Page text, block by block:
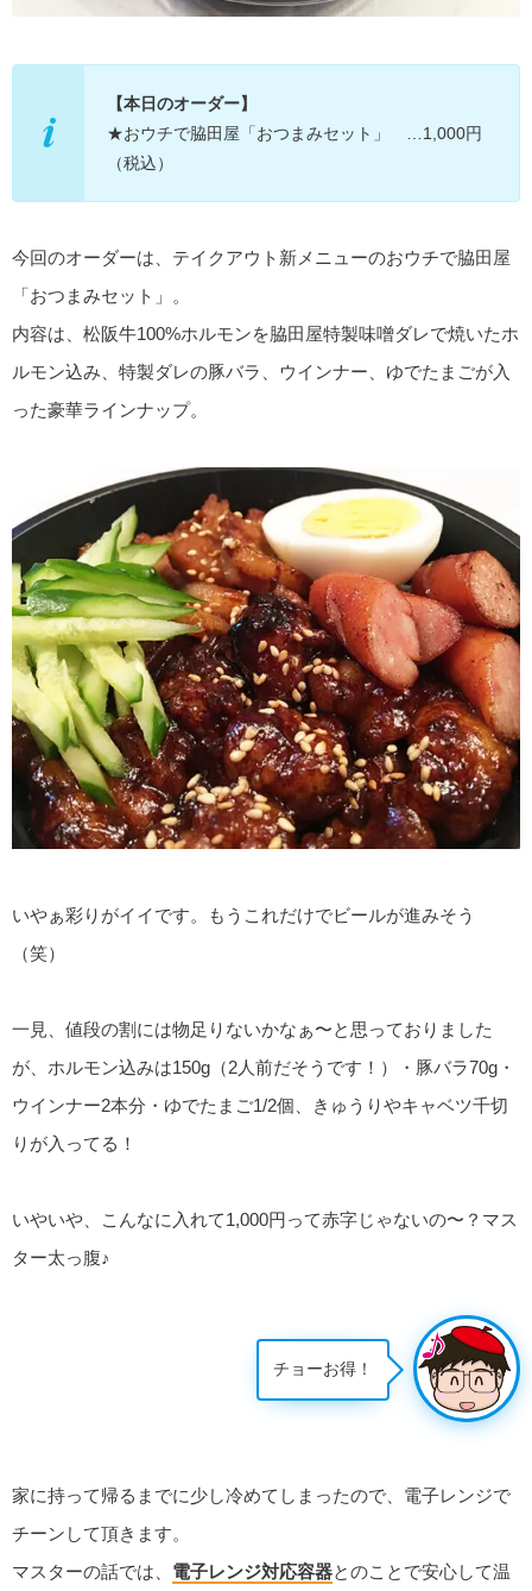
【本日のオーダー】
★おウチで脇田屋「おつまみセット」 …1,000円
（税込）
今回のオーダーは、テイクアウト新メニューのおウチで脇田屋
「おつまみセット」。
内容は、松阪牛100%ホルモンを脇田屋特製味噌ダレで焼いたホ
ルモン込み、特製ダレの豚バラ、ウインナー、ゆでたまごが入
った豪華ラインナップ。
いやぁ彩りがイイです。もうこれだけでビールが進みそう
（笑）
一見、値段の割には物足りないかなぁ〜と思っておりました
が、ホルモン込みは150g（2人前だそうです！）・豚バラ70g・
ウインナー2本分・ゆでたまご1/2個、きゅうりやキャベツ千切
りが入ってる！
いやいや、こんなに入れて1,000円って赤字じゃないの〜？マス
ター太っ腹♪
チョーお得！
家に持って帰るまでに少し冷めてしまったので、電子レンジで
チーンして頂きます。
マスターの話では、 電子レンジ対応容器とのことで安心して温